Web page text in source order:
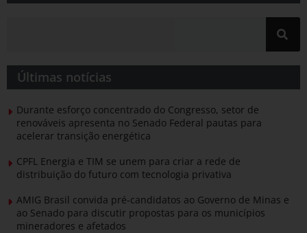
Últimas notícias
Durante esforço concentrado do Congresso, setor de
renováveis apresenta no Senado Federal pautas para
acelerar transição energética
CPFL Energia e TIM se unem para criar a rede de
distribuição do futuro com tecnologia privativa
AMIG Brasil convida pré-candidatos ao Governo de Minas e
ao Senado para discutir propostas para os municípios
mineradores e afetados